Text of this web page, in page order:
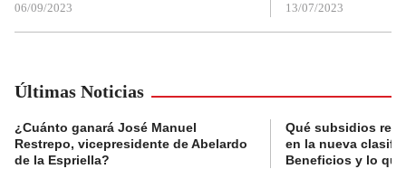
06/09/2023 13/07/2023
Últimas Noticias
¿Cuánto ganará José Manuel
Restrepo, vicepresidente de Abelardo
de la Espriella?
Qué subsidios
en la nueva
Beneficios y lo